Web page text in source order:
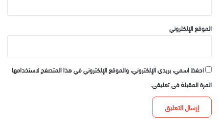
الموقع الإلكتروني
احفظ اسمي، بريدي الإلكتروني، والموقع الإلكتروني في هذا المتصفح لاستخدامها
المرة المقبلة في تعليقي.